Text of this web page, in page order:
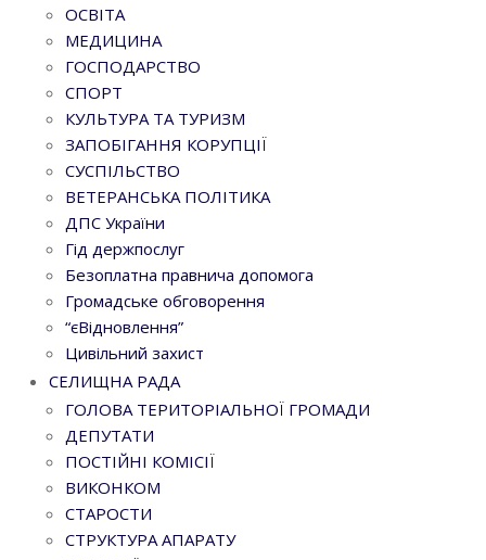
ОСВІТА
МЕДИЦИНА
ГОСПОДАРСТВО
СПОРТ
КУЛЬТУРА ТА ТУРИЗМ
ЗАПОБІГАННЯ КОРУПЦІЇ
СУСПІЛЬСТВО
ВЕТЕРАНСЬКА ПОЛІТИКА
ДПС України
Гід держпослуг
Безоплатна правнича допомога
Громадське обговорення
“єВідновлення”
Цивільний захист
СЕЛИЩНА РАДА
ГОЛОВА ТЕРИТОРІАЛЬНОЇ ГРОМАДИ
ДЕПУТАТИ
ПОСТІЙНІ КОМІСІЇ
ВИКОНКОМ
СТАРОСТИ
СТРУКТУРА АПАРАТУ